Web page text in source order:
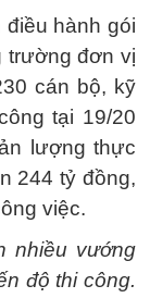
hành gói
trường đơn vị
cán bộ, kỹ
tại 19/20
lượng thực
244 tỷ đồng,
việc.
nhiều vướng
độ thi công.